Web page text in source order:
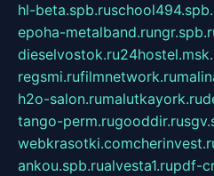
hl-beta.spb.ru
epoha-metalband.ru
dieselvostok.ru
regsmi.rufilmnetwork.ru
h2o-salon.rumalutkayork.ru
tango-perm.rugooddir.ru
webkrasotki.com
ankou.spb.rualvesta1.rupdf-